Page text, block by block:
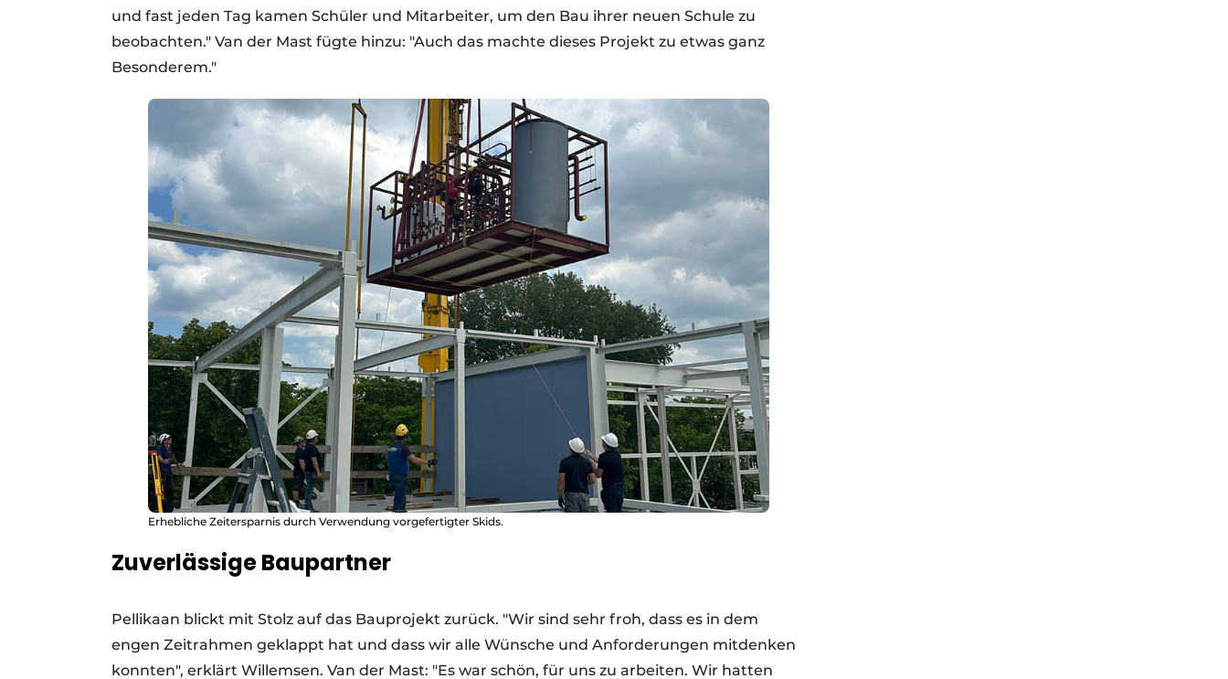
und fast jeden Tag kamen Schüler und Mitarbeiter, um den Bau ihrer neuen Schule zu
beobachten." Van der Mast fügte hinzu: "Auch das machte dieses Projekt zu etwas ganz
Besonderem."
Erhebliche Zeitersparnis durch Verwendung vorgefertigter Skids.
Zuverlässige Baupartner
Pellikaan blickt mit Stolz auf das Bauprojekt zurück. "Wir sind sehr froh, dass es in dem
engen Zeitrahmen geklappt hat und dass wir alle Wünsche und Anforderungen mitdenken
konnten", erklärt Willemsen. Van der Mast: "Es war schön, für uns zu arbeiten. Wir hatten